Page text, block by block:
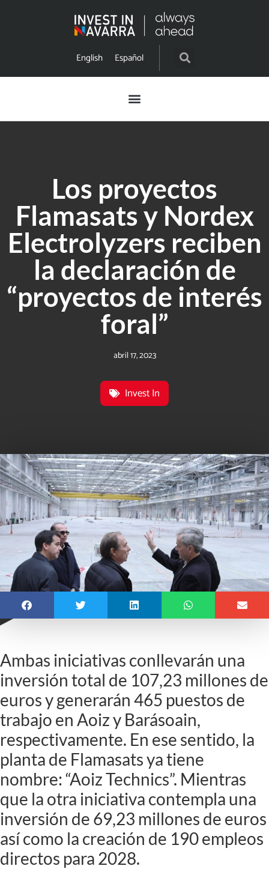
English Español
Los proyectos
Flamasats y Nordex
Electrolyzers reciben
la declaración de
“proyectos de interés
foral”
abril 17, 2023
Invest In
Ambas iniciativas conllevarán una
inversión total de 107,23 millones de
euros y generarán 465 puestos de
trabajo en Aoiz y Barásoain,
respectivamente. En ese sentido, la
planta de Flamasats ya tiene
nombre: “Aoiz Technics”. Mientras
que la otra iniciativa contempla una
inversión de 69,23 millones de euros
así como la creación de 190 empleos
directos para 2028.